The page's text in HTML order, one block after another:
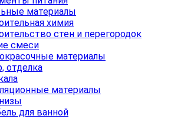
материалы
химия
стен и перегородок
смеси
материалы
отделка
материалы
для ванной